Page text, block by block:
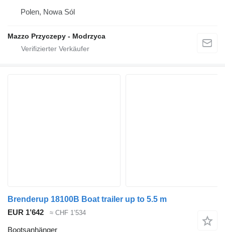
Polen, Nowa Sól
Mazzo Przyczepy - Modrzyca
Brenderup 18100B Boat trailer up to 5.5 m
EUR 1’642
≈ CHF 1’534
Bootsanhänger